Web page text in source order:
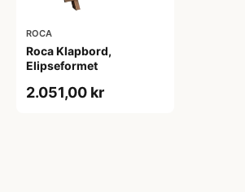
ROCA
Roca Klapbord,
Elipseformet
2.051,00 kr